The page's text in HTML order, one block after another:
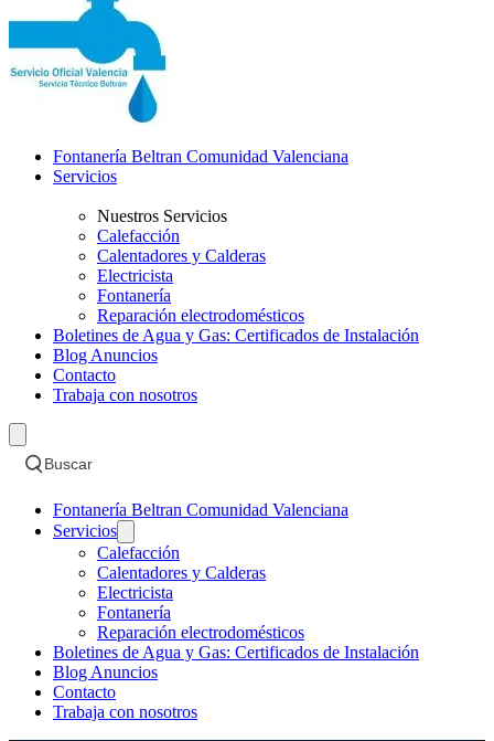
Fontanería Beltran Comunidad Valenciana
Servicios
Nuestros Servicios
Calefacción
Calentadores y Calderas
Electricista
Fontanería
Reparación electrodomésticos
Boletines de Agua y Gas: Certificados de Instalación
Blog Anuncios
Contacto
Trabaja con nosotros
Buscar
Fontanería Beltran Comunidad Valenciana
Servicios
Calefacción
Calentadores y Calderas
Electricista
Fontanería
Reparación electrodomésticos
Boletines de Agua y Gas: Certificados de Instalación
Blog Anuncios
Contacto
Trabaja con nosotros